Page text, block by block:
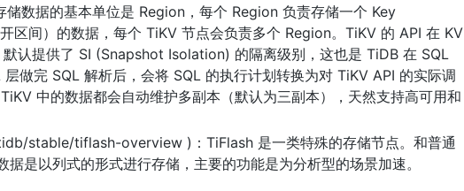
数据的基本单位是 Region，每个 Region 负责存储一个 Key
区间）的数据，每个 TiKV 节点会负责多个 Region。TiKV 的 API 在 KV
认提供了 SI (Snapshot Isolation) 的隔离级别，这也是 TiDB 在 SQL
做完 SQL 解析后，会将 SQL 的执行计划转换为对 TiKV API 的实际调
中的数据都会自动维护多副本（默认为三副本），天然支持高可用和
stable/tiflash-overview )：TiFlash 是一类特殊的存储节点。和普通
是以列式的形式进行存储，主要的功能是为分析型的场景加速。